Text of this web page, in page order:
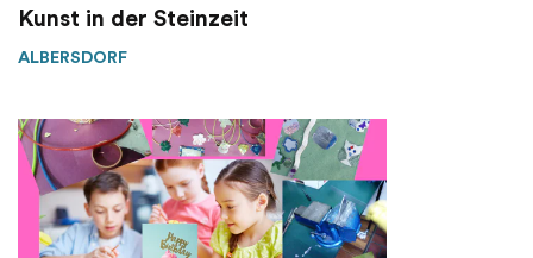
Kunst in der Steinzeit
ALBERSDORF